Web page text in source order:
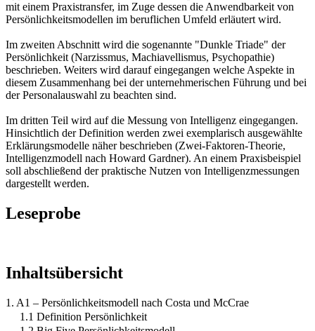
mit einem Praxistransfer, im Zuge dessen die Anwendbarkeit von
Persönlichkeitsmodellen im beruflichen Umfeld erläutert wird.
Im zweiten Abschnitt wird die sogenannte "Dunkle Triade" der
Persönlichkeit (Narzissmus, Machiavellismus, Psychopathie)
beschrieben. Weiters wird darauf eingegangen welche Aspekte in
diesem Zusammenhang bei der unternehmerischen Führung und bei
der Personalauswahl zu beachten sind.
Im dritten Teil wird auf die Messung von Intelligenz eingegangen.
Hinsichtlich der Definition werden zwei exemplarisch ausgewählte
Erklärungsmodelle näher beschrieben (Zwei-Faktoren-Theorie,
Intelligenzmodell nach Howard Gardner). An einem Praxisbeispiel
soll abschließend der praktische Nutzen von Intelligenzmessungen
dargestellt werden.
Leseprobe
Inhaltsübersicht
1. A1 – Persönlichkeitsmodell nach Costa und McCrae
1.1 Definition Persönlichkeit